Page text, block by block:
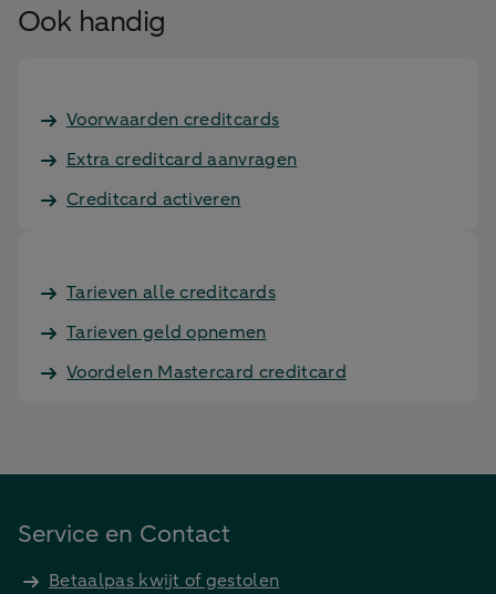
Ook handig
Voorwaarden creditcards
Extra creditcard aanvragen
Creditcard activeren
Tarieven alle creditcards
Tarieven geld opnemen
Voordelen Mastercard creditcard
Service en Contact
Betaalpas kwijt of gestolen